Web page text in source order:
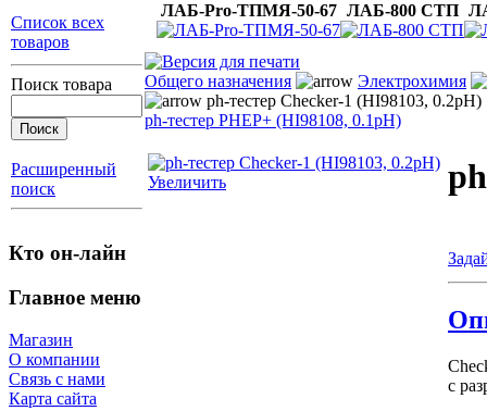
Список всех
товаров
Поиск товара
Расширенный
поиск
Кто он-лайн
Главное меню
Магазин
О компании
Связь с нами
Карта сайта
ЛАБ-Pro-ТПМЯ-50-67 ЛАБ-800 СТП
Общего назначения
Электрохимия
ph-тестер Checker-1 (HI98103, 0.2pH)
ph-тестер PHEP+ (HI98108, 0.1pH)
Увеличить
с